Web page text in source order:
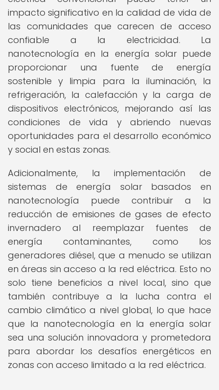
impacto significativo en la calidad de vida de
las comunidades que carecen de acceso
confiable a la electricidad. La
nanotecnología en la energía solar puede
proporcionar una fuente de energía
sostenible y limpia para la iluminación, la
refrigeración, la calefacción y la carga de
dispositivos electrónicos, mejorando así las
condiciones de vida y abriendo nuevas
oportunidades para el desarrollo económico
y social en estas zonas.
Adicionalmente, la implementación de
sistemas de energía solar basados en
nanotecnología puede contribuir a la
reducción de emisiones de gases de efecto
invernadero al reemplazar fuentes de
energía contaminantes, como los
generadores diésel, que a menudo se utilizan
en áreas sin acceso a la red eléctrica. Esto no
solo tiene beneficios a nivel local, sino que
también contribuye a la lucha contra el
cambio climático a nivel global, lo que hace
que la nanotecnología en la energía solar
sea una solución innovadora y prometedora
para abordar los desafíos energéticos en
zonas con acceso limitado a la red eléctrica.